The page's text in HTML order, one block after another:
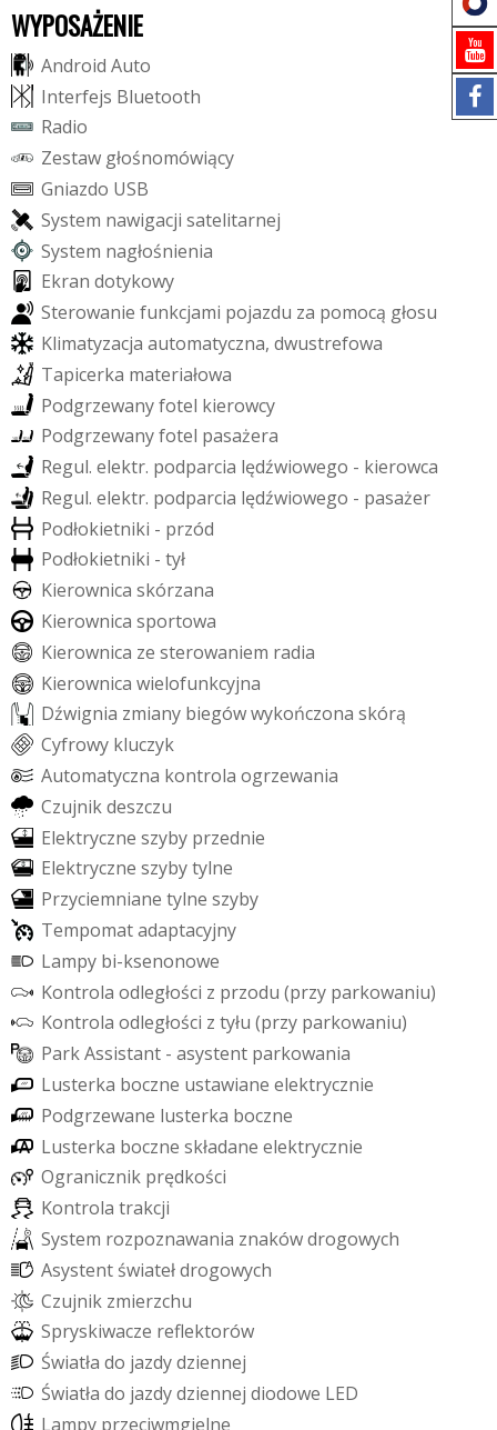
WYPOSAŻENIE
Android Auto
Interfejs Bluetooth
Radio
Zestaw głośnomówiący
Gniazdo USB
System nawigacji satelitarnej
System nagłośnienia
Ekran dotykowy
Sterowanie funkcjami pojazdu za pomocą głosu
Klimatyzacja automatyczna, dwustrefowa
Tapicerka materiałowa
Podgrzewanyfotel kierowcy
Podgrzewanyfotel pasażera
Regul. elektr. podparcia lędźwiowego - kierowca
Regul. elektr. podparcia lędźwiowego - pasażer
Podłokietniki - przód
Podłokietniki - tył
Kierownica skórzana
Kierownica sportowa
Kierownica ze sterowaniem radia
Kierownica wielofunkcyjna
Dźwignia zmiany biegówwykończona skórą
Cyfrowy kluczyk
Automatyczna kontrola ogrzewania
Czujnikdeszczu
Elektryczne szyby przednie
Elektryczne szybytylne
Przyciemniane tylne szyby
Tempomatadaptacyjny
Lampy bi-ksenonowe
Kontrola odległości z przodu (przy parkowaniu)
Kontrola odległości z tyłu (przy parkowaniu)
ParkAssistant - asystent parkowania
Lusterka boczne ustawiane elektrycznie
Podgrzewane lusterka boczne
Lusterka boczne składane elektrycznie
Ogranicznik prędkości
Kontrola trakcji
System rozpoznawania znakówdrogowych
Asystent światełdrogowych
Czujnik zmierzchu
Spryskiwacze refektorów
Światła do jazdydziennej
Światła do jazdydziennej diodowe LED
Lampy przeciwmgielne